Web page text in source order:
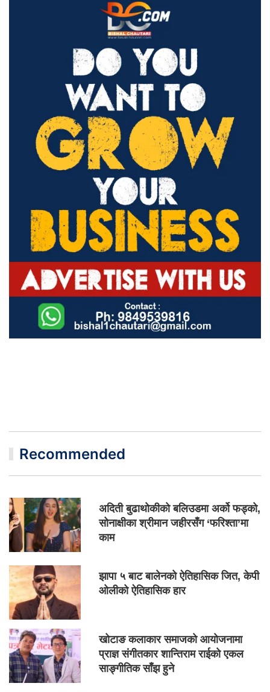
Recommended
अदिती बुढाथोकीको बलिउडमा अर्को फड्को,
सोनाक्षीका श्रीमान जहीरसँग ‘फरिश्ता’मा
काम
झापा ५ बाट बालेनको ऐतिहासिक जित, केपी
ओलीको ऐतिहासिक हार
खोटाङ कलाकार समाजको आयोजनामा
प्राज्ञ संगीतकार शान्तिराम राईको एकल
साङ्गीतिक साँझ हुने